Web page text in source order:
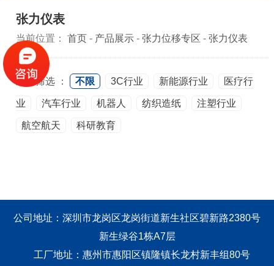
张力仪表
当前位置：首页 - 产品展示 -张力位移专区 -张力仪表
应用筛选 ： 不限 3C行业 新能源行业 医疗行
业 汽车行业 机器人 纺织造纸 注塑行业
航空航天 科研教育
公司地址：深圳市龙岗区龙岗街道新生社区碧新路2380号
新生绿谷1栋A7层
工厂地址：惠州市惠阳区镇隆镇长龙村新丰组80号